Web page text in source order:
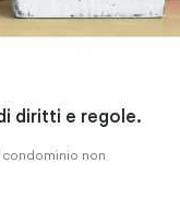
diritti e regole.
non